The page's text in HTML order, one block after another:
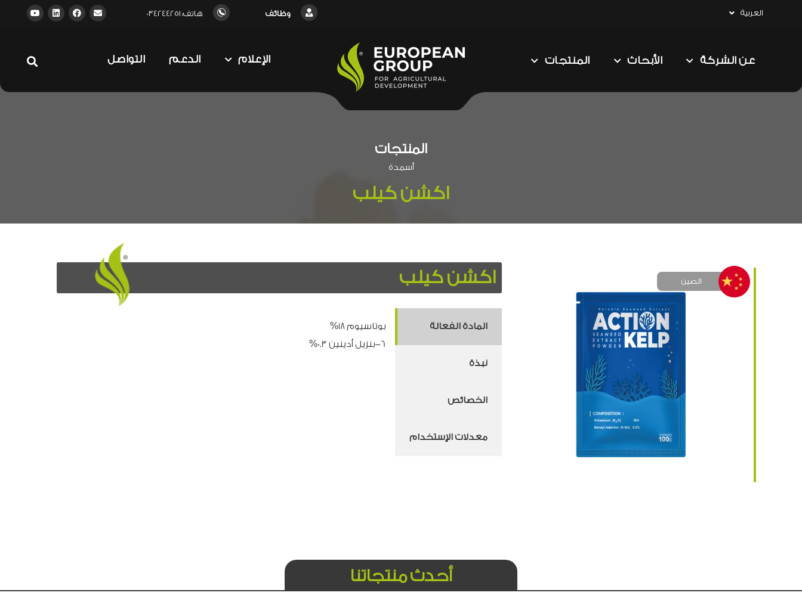
العربية وظائف هاتف: 034244251
عن الشركة الأبحاث المنتجات الإعلام الدعم التواصل
المنتجات
أسمدة
اكشن كيلب
الصين اكشن كيلب
المادة الفعالة
نبذة
الخصائص
معدلات الإستخدام
بوتاسيوم 18%
6-بنزيل أدينين 0.3%
أحدث منتجاتنا